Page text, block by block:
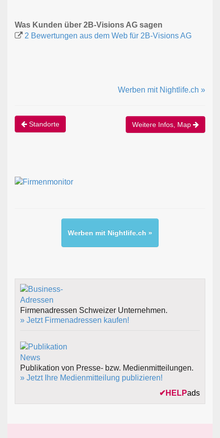
Was Kunden über 2B-Visions AG sagen
2 Bewertungen aus dem Web für 2B-Visions AG
Werben mit Nightlife.ch »
Standorte Weitere Infos, Map
Werben mit Nightlife.ch »
Firmenadressen Schweizer Unternehmen.
» Jetzt Firmenadressen kaufen!
Publikation von Presse- bzw. Medienmitteilungen.
» Jetzt Ihre Medienmitteilung publizieren!
✔ HELPads